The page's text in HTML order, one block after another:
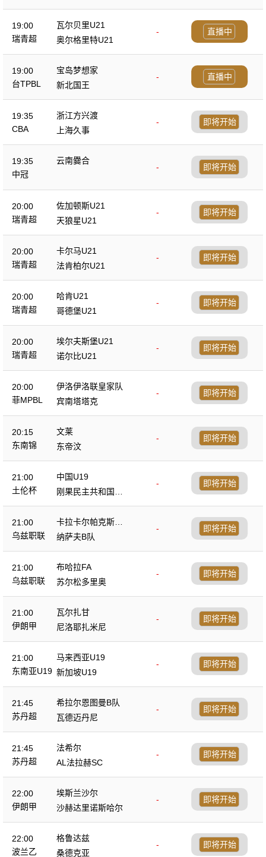
19:00
瑞青超
瓦尔贝里U21
-
奥尔格里特U21
直播中
19:00
台TPBL
宝岛梦想家
-
新北国王
直播中
19:35
CBA
浙江方兴渡
-
上海久事
即将开始
19:35
中冠
云南爨合
- 即将开始
20:00
瑞青超
佐加顿斯U21
-
天狼星U21
即将开始
20:00
瑞青超
卡尔马U21
-
法肯柏尔U21
即将开始
20:00
瑞青超
哈肯U21
-
哥德堡U21
即将开始
20:00
瑞青超
埃尔夫斯堡U21
-
诺尔比U21
即将开始
20:00
菲MPBL
伊洛伊洛联皇家队
-
宾南塔塔克
即将开始
20:15
东南锦
文莱
-
东帝汶
即将开始
21:00
土伦杯
中国U19
-
刚果民主共和国U2
3
即将开始
21:00
乌兹职联
卡拉卡尔帕克斯坦F
A
-
纳萨夫B队
即将开始
21:00
乌兹职联
布哈拉FA
-
苏尔松多里奥
即将开始
21:00
伊朗甲
瓦尔扎甘
-
尼洛耶扎米尼
即将开始
21:00
东南亚U19
马来西亚U19
-
新加坡U19
即将开始
21:45
苏丹超
希拉尔恩图曼B队
-
瓦德迈丹尼
即将开始
21:45
苏丹超
法希尔
-
AL法拉赫SC
即将开始
22:00
伊朗甲
埃斯兰沙尔
-
沙赫达里诺斯哈尔
即将开始
22:00
波兰乙
格鲁达兹
-
桑德克亚
即将开始